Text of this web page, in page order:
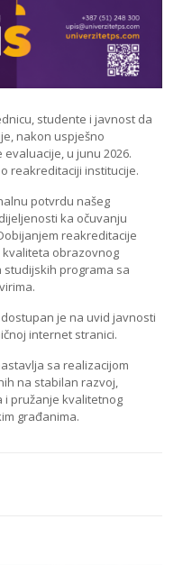
studente i javnost da
nakon uspješno
u junu 2026.
reakreditaciji institucije.
potvrdu našeg
ka očuvanju
reakreditacije
obrazovnog
programa sa
je na uvid javnosti
internet stranici.
sa realizacijom
na stabilan razvoj,
pružanje kvalitetnog
građanima.